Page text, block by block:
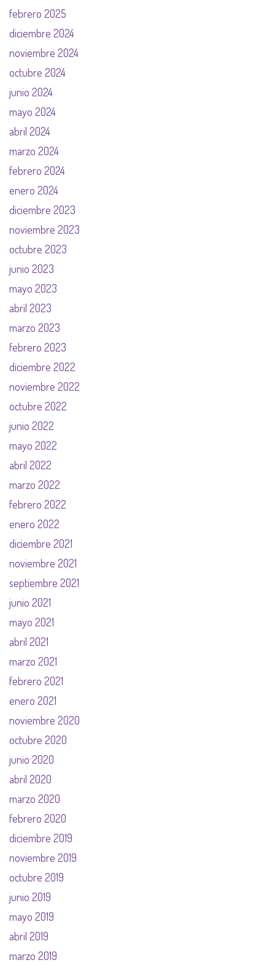
febrero 2025
diciembre 2024
noviembre 2024
octubre 2024
junio 2024
mayo 2024
abril 2024
marzo 2024
febrero 2024
enero 2024
diciembre 2023
noviembre 2023
octubre 2023
junio 2023
mayo 2023
abril 2023
marzo 2023
febrero 2023
diciembre 2022
noviembre 2022
octubre 2022
junio 2022
mayo 2022
abril 2022
marzo 2022
febrero 2022
enero 2022
diciembre 2021
noviembre 2021
septiembre 2021
junio 2021
mayo 2021
abril 2021
marzo 2021
febrero 2021
enero 2021
noviembre 2020
octubre 2020
junio 2020
abril 2020
marzo 2020
febrero 2020
diciembre 2019
noviembre 2019
octubre 2019
junio 2019
mayo 2019
abril 2019
marzo 2019